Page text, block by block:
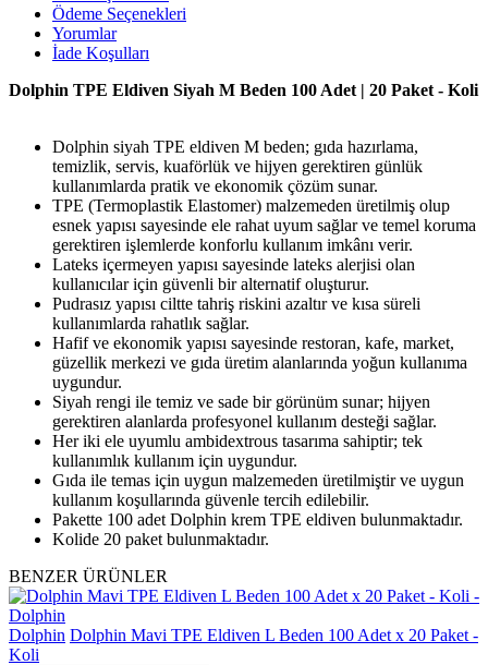
Ödeme Seçenekleri
Yorumlar
İade Koşulları
Dolphin TPE Eldiven Siyah M Beden 100 Adet | 20 Paket - Koli
Dolphin siyah TPE eldiven M beden; gıda hazırlama,
temizlik, servis, kuaförlük ve hijyen gerektiren günlük
kullanımlarda pratik ve ekonomik çözüm sunar.
TPE (Termoplastik Elastomer) malzemeden üretilmiş olup
esnek yapısı sayesinde ele rahat uyum sağlar ve temel koruma
gerektiren işlemlerde konforlu kullanım imkânı verir.
Lateks içermeyen yapısı sayesinde lateks alerjisi olan
kullanıcılar için güvenli bir alternatif oluşturur.
Pudrasız yapısı ciltte tahriş riskini azaltır ve kısa süreli
kullanımlarda rahatlık sağlar.
Hafif ve ekonomik yapısı sayesinde restoran, kafe, market,
güzellik merkezi ve gıda üretim alanlarında yoğun kullanıma
uygundur.
Siyah rengi ile temiz ve sade bir görünüm sunar; hijyen
gerektiren alanlarda profesyonel kullanım desteği sağlar.
Her iki ele uyumlu ambidextrous tasarıma sahiptir; tek
kullanımlık kullanım için uygundur.
Gıda ile temas için uygun malzemeden üretilmiştir ve uygun
kullanım koşullarında güvenle tercih edilebilir.
Pakette 100 adet Dolphin krem TPE eldiven bulunmaktadır.
Kolide 20 paket bulunmaktadır.
BENZER ÜRÜNLER
Dolphin Dolphin Mavi TPE Eldiven L Beden 100 Adet x 20 Paket -
Koli